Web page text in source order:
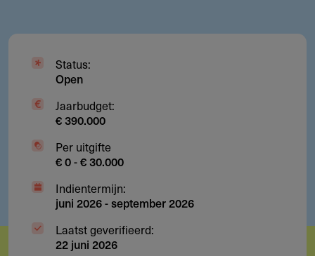
Status:
Open
Jaarbudget:
€ 390.000
Per uitgifte
€ 0 - € 30.000
Indientermijn:
juni 2026-september 2026
Laatst geverifieerd:
22 juni 2026